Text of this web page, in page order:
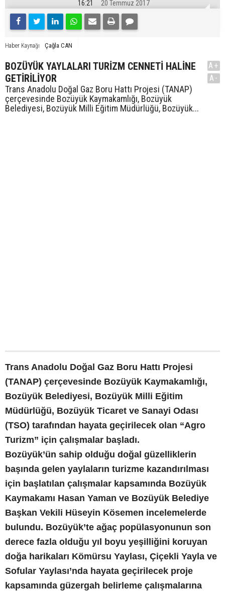
16:21 20 Temmuz 2017
Haber Kaynağı Çağla CAN
BOZÜYÜK YAYLALARI TURİZM CENNETİ HALİNE
GETİRİLİYOR
Trans Anadolu Doğal Gaz Boru Hattı Projesi (TANAP)
çerçevesinde Bozüyük Kaymakamlığı, Bozüyük
Belediyesi, Bozüyük Milli Eğitim Müdürlüğü, Bozüyük...
A+
A-
Trans Anadolu Doğal Gaz Boru Hattı Projesi
(TANAP) çerçevesinde Bozüyük Kaymakamlığı,
Bozüyük Belediyesi, Bozüyük Milli Eğitim
Müdürlüğü, Bozüyük Ticaret ve Sanayi Odası
(TSO) tarafından hayata geçirilecek olan “Agro
Turizm” için çalışmalar başladı.
Bozüyük’ün sahip olduğu doğal güzelliklerin
başında gelen yaylaların turizme kazandırılması
için başlatılan çalışmalar kapsamında Bozüyük
Kaymakamı Hasan Yaman ve Bozüyük Belediye
Başkan Vekili Hüseyin Kösemen incelemelerde
bulundu. Bozüyük’te ağaç popülasyonunun son
derece fazla olduğu yıl boyu yeşilliğini koruyan
doğa harikaları Kömürsu Yaylası, Çiçekli Yayla ve
Sofular Yaylası’nda hayata geçirilecek proje
kapsamında güzergah belirleme çalışmalarına